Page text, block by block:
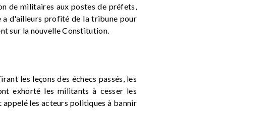
de militaires aux postes de préfets,
a d'ailleurs profité de la tribune pour
sur la nouvelle Constitution.
les leçons des échecs passés, les
exhorté les militants à cesser les
les acteurs politiques à bannir